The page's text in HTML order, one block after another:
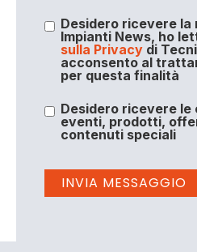
Desidero ricevere
Impianti News, ho
sulla Privacydi
acconsento al
per questa finalità
Desidero ricevere le
eventi, prodotti,
contenuti speciali